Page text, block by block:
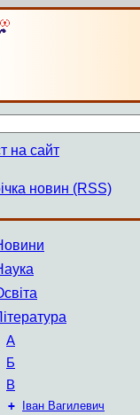
на сайт
новин (RSS)
А
Б
В
+
Іван Вагилевич